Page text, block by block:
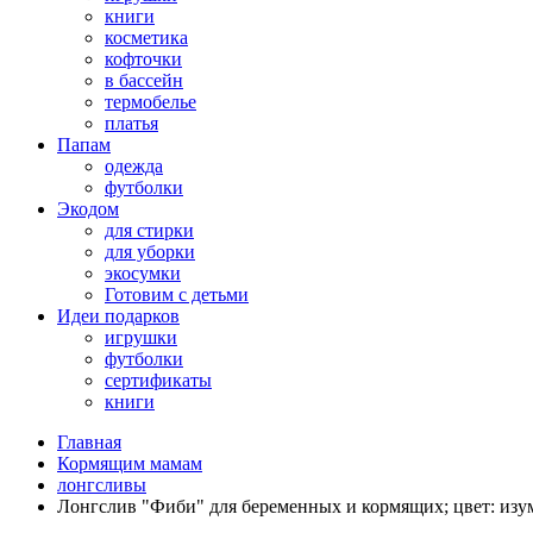
книги
косметика
кофточки
в бассейн
термобелье
платья
Папам
одежда
футболки
Экодом
для стирки
для уборки
экосумки
Готовим с детьми
Идеи подарков
игрушки
футболки
сертификаты
книги
Главная
Кормящим мамам
лонгсливы
Лонгслив "Фиби" для беременных и кормящих; цвет: